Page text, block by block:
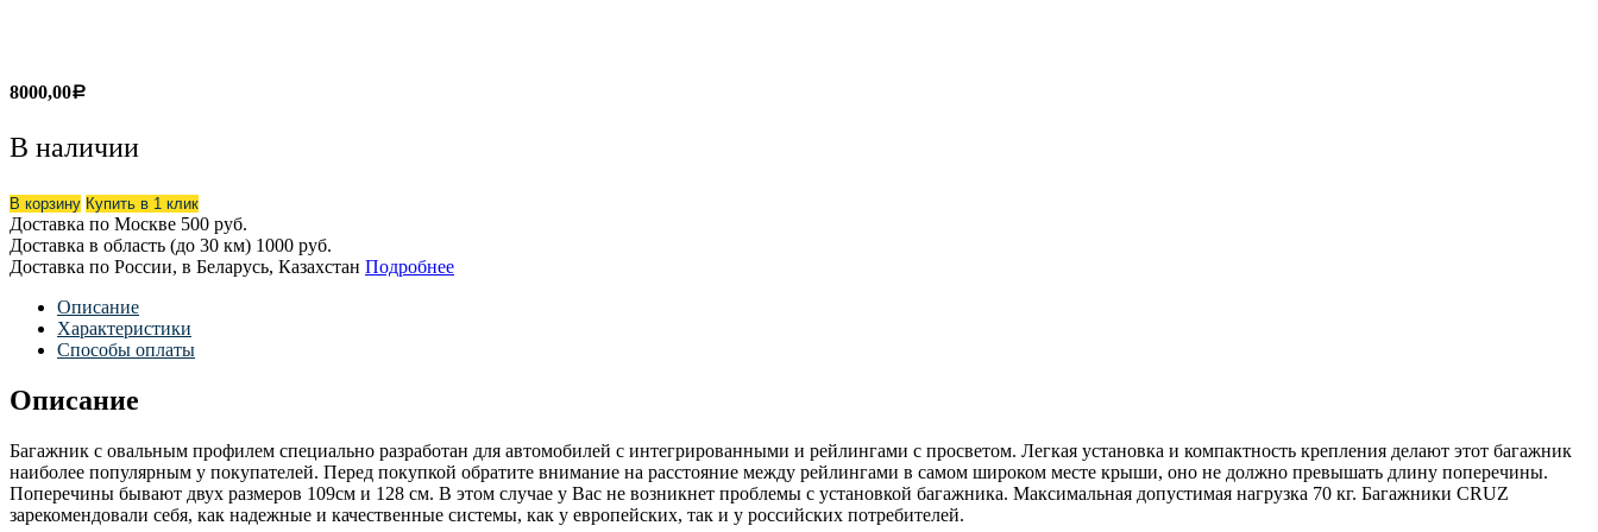
8000,00Р
В наличии
В корзину Купить в 1 клик
Доставка по Москве 500 руб.
Доставка в область (до 30 км) 1000 руб.
Доставка по России, в Беларусь, Казахстан Подробнее
Описание
Характеристики
Способы оплаты
Описание
Багажник с овальным профилем специально разработан для автомобилей с интегрированными и рейлингами с просветом. Легкая установка и компактность крепления делают этот багажник
наиболее популярным у покупателей. Перед покупкой обратите внимание на расстояние между рейлингами в самом широком месте крыши, оно не должно превышать длину поперечины.
Поперечины бывают двух размеров 109см и 128 см. В этом случае у Вас не возникнет проблемы с установкой багажника. Максимальная допустимая нагрузка 70 кг. Багажники CRUZ
зарекомендовали себя, как надежные и качественные системы, как у европейских, так и у российских потребителей.